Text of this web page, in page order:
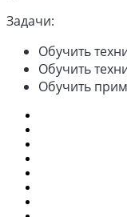
Задачи:
Обучить
Обучить
Обучить